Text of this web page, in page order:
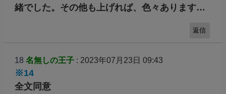
緒でした。その他も上げれば、色々あります…
返信
18 名無しの王子: 2023年07月23日 09:43
※14
全文同意